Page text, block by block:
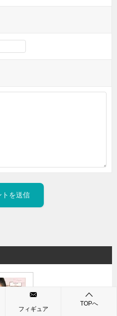
フィギュア
TOPへ